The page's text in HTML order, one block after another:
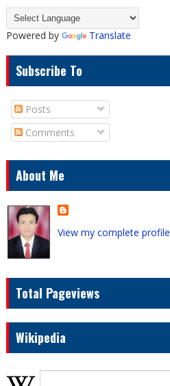
Powered by Translate
Subscribe To
Posts
Comments
About Me
View my complete profile
Total Pageviews
Wikipedia